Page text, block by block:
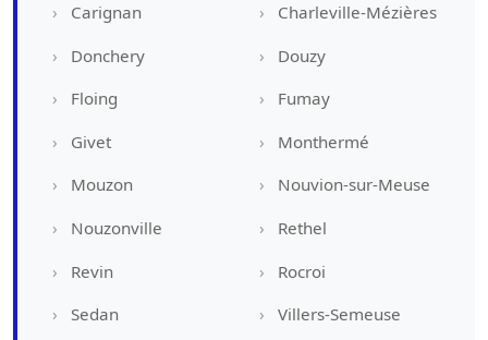
Carignan
Charleville-Mézières
Donchery
Douzy
Floing
Fumay
Givet
Monthermé
Mouzon
Nouvion-sur-Meuse
Nouzonville
Rethel
Revin
Rocroi
Sedan
Villers-Semeuse